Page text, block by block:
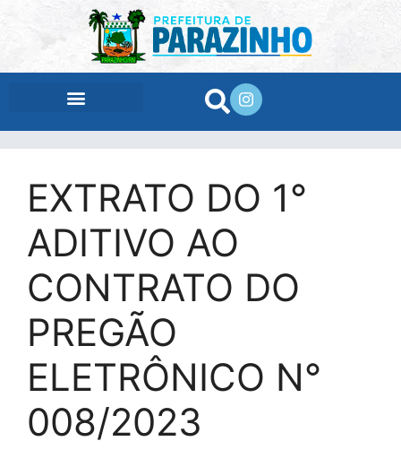
EXTRATO DO 1°
ADITIVO AO
CONTRATO DO
PREGÃO
ELETRÔNICO N°
008/2023